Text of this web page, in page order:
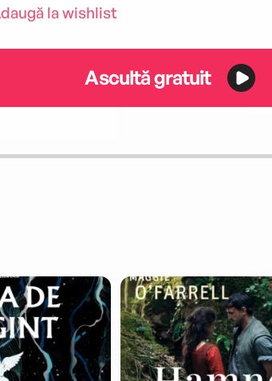
la wishlist
Ascultă gratuit